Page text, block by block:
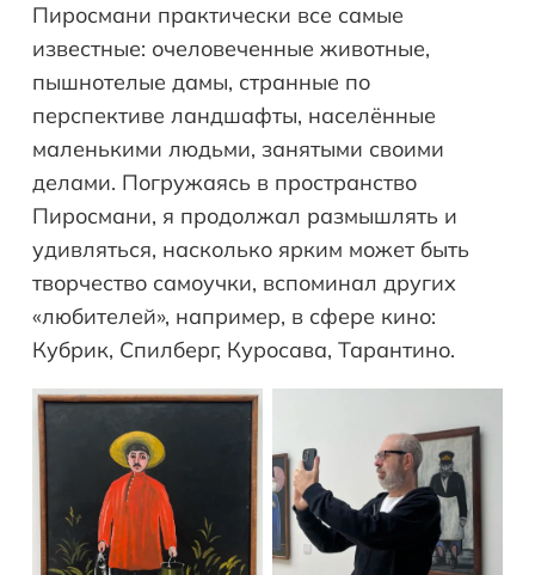
Пиросмани практически все самые
известные: очеловеченные животные,
пышнотелые дамы, странные по
перспективе ландшафты, населённые
маленькими людьми, занятыми своими
делами. Погружаясь в пространство
Пиросмани, я продолжал размышлять и
удивляться, насколько ярким может быть
творчество самоучки, вспоминал других
«любителей», например, в сфере кино:
Кубрик, Спилберг, Куросава, Тарантино.